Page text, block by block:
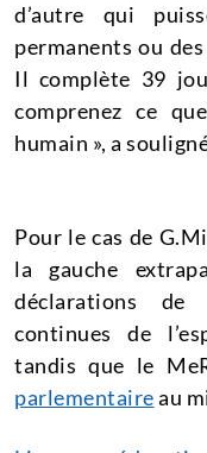
d’autre qui
permanents ou
Il complète 39
comprenez ce
humain », a
Pour le cas de
la gauche
déclarations de
continues de
tandis que le
parlementaireau